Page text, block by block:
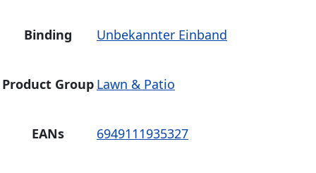
Binding Unbekannter Einband
Product Group Lawn & Patio
EANs 6949111935327